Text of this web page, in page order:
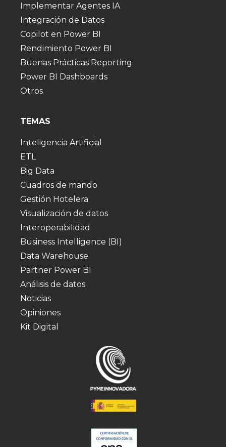
Implementar Agentes IA
Integración de Datos
Copilot en Power BI
Rendimiento Power BI
Buenas Prácticas Reporting
Power BI Dashboards
Otros
TEMAS
Inteligencia Artificial
ETL
Big Data
Cuadros de mando
Gestión Hotelera
Visualización de datos
Interoperabilidad
Business Intelligence (BI)
Data Warehouse
Partner Power BI
Análisis de datos
Noticias
Opiniones
Kit Digital